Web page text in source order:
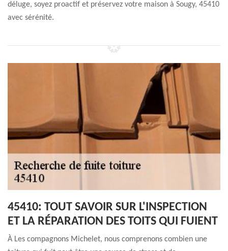
déluge, soyez proactif et préservez votre maison à Sougy, 45410
avec sérénité.
45410: TOUT SAVOIR SUR L'INSPECTION
ET LA RÉPARATION DES TOITS QUI FUIENT
À Les compagnons Michelet, nous comprenons combien une